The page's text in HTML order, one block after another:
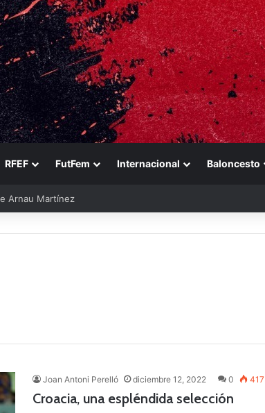
RFEF FutFem Internacional Baloncesto
Arnau Martínez
Joan Antoni Perelló diciembre 12, 2022 0 417
Croacia, una espléndida selección